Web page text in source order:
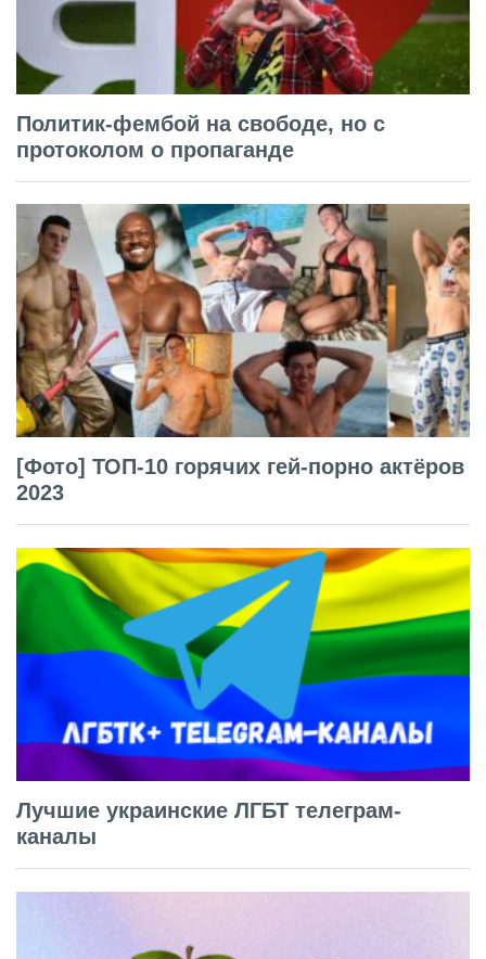
Политик-фембой на свободе, но с
протоколом о пропаганде
[Фото] ТОП-10 горячих гей-порно актёров
2023
Лучшие украинские ЛГБТ телеграм-
каналы